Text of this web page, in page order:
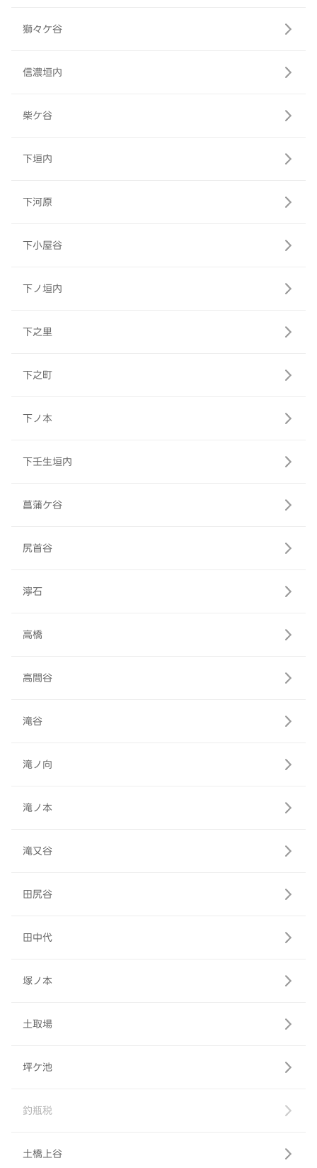
獅々ケ谷
信濃垣内
柴ケ谷
下垣内
下河原
下小屋谷
下ノ垣内
下之里
下之町
下ノ本
下壬生垣内
菖蒲ケ谷
尻首谷
濘石
高橋
高間谷
滝谷
滝ノ向
滝ノ本
滝又谷
田尻谷
田中代
塚ノ本
土取場
坪ケ池
釣瓶税
土橋上谷